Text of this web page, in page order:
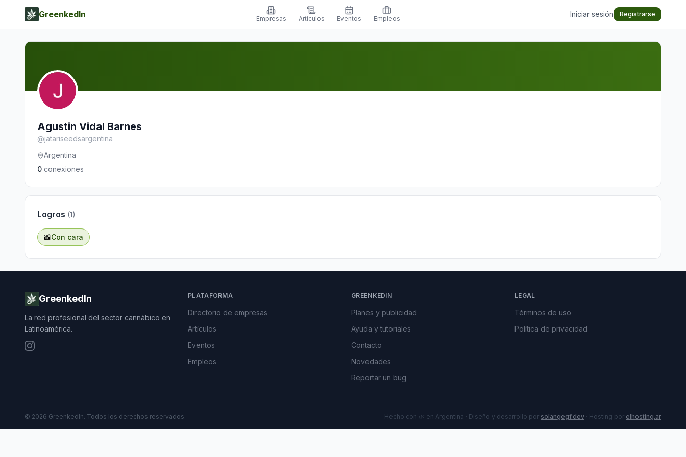
GreenkedIn Empresas Artículos Eventos Empleos
Iniciar sesión Registrarse
Agustin Vidal Barnes
@jatariseedsargentina
Argentina
0 conexiones
Logros (1)
📸Con cara
GreenkedIn
La red profesional del sector cannábico en
Latinoamérica.
PLATAFORMA
Directorio de empresas
Artículos
Eventos
Empleos
GREENKEDIN
Planes y publicidad
Ayuda y tutoriales
Contacto
Novedades
Reportar un bug
LEGAL
Términos de uso
Política de privacidad
© 2026 GreenkedIn. Todos los derechos reservados. Hecho con 🌿 en Argentina · Diseño y desarrollo por solangegf.dev · Hosting por elhosting.ar